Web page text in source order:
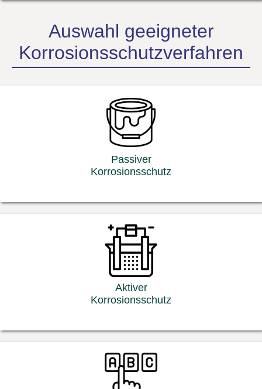
Auswahl geeigneter
Korrosionsschutzverfahren
Passiver
Korrosionsschutz
Aktiver
Korrosionsschutz